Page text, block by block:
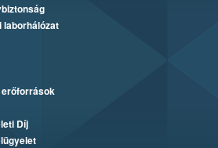
laborhálózat
erőforrások
Díj